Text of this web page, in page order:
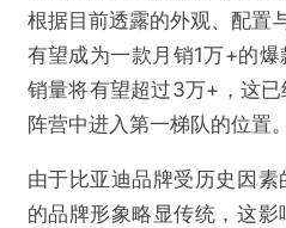
根据目前透露的外观、配置
有望成为一款月销1万+的
销量将有望超过3万+，这
阵营中进入第一梯队的位置。
由于比亚迪品牌受历史因
的品牌形象略显传统，这